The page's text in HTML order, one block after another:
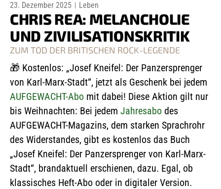
23. Dezember 2025 Leben
CHRIS REA: MELANCHOLIE
UND ZIVILISATIONSKRITIK
ZUM TOD DER BRITISCHEN ROCK-LEGENDE
🎁 Kostenlos: „Josef Kneifel: Der Panzersprenger
von Karl-Marx-Stadt“, jetzt als Geschenk bei jedem
AUFGEWACHT-Abo mit dabei! Diese Aktion gilt nur
bis Weihnachten: Bei jedem Jahresabo des
AUFGEWACHT-Magazins, dem starken Sprachrohr
des Widerstandes, gibt es kostenlos das Buch
„Josef Kneifel: Der Panzersprenger von Karl-Marx-
Stadt“, brandaktuell erschienen, dazu. Egal, ob
klassisches Heft-Abo oder in digitaler Version.